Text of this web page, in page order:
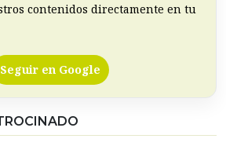
contenidos directamente en tu
Seguir en Google